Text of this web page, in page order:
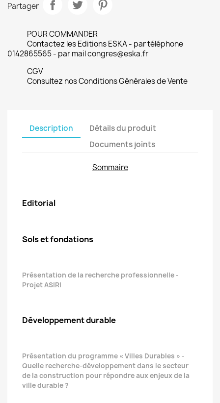
Partager
POUR COMMANDER
Contactez les Editions ESKA - par téléphone
0142865565 - par mail congres@eska.fr
CGV
Consultez nos Conditions Générales de Vente
Description
Détails du produit
Documents joints
Sommaire
Editorial
Sols et fondations
Présentation de la recherche professionnelle -
Projet ASIRI
Développement durable
Présentation du programme « Villes Durables » -
Quelle recherche-développement dans le secteur
de la construction pour répondre aux enjeux de la
ville durable ?